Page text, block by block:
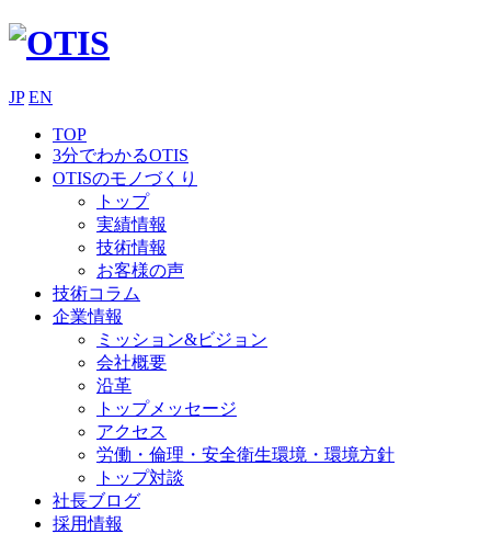
JP EN
TOP
3分でわかるOTIS
OTISのモノづくり
トップ
実績情報
技術情報
お客様の声
技術コラム
企業情報
ミッション&ビジョン
会社概要
沿革
トップメッセージ
アクセス
労働・倫理・安全衛生環境・環境方針
トップ対談
社長ブログ
採用情報